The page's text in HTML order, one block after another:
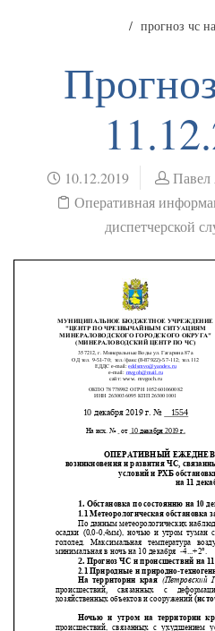
прогноз чс
10.12.2019
Павел
Оперативная
диспетчерской